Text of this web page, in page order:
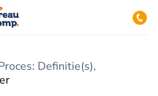
Definitie(s),